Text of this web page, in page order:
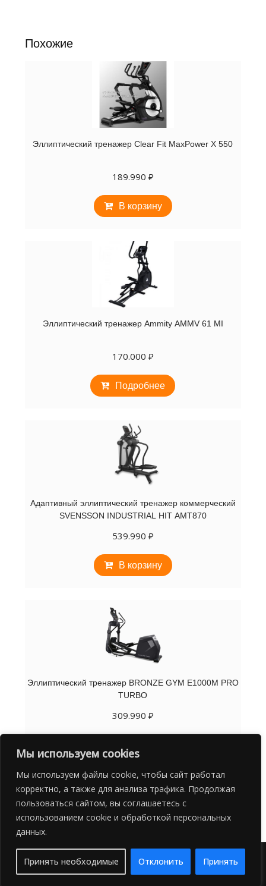
Мы используем cookies
Мы используем файлы cookie, чтобы сайт работал
корректно, а также для анализа трафика. Продолжая
пользоваться сайтом, вы соглашаетесь с
использованием cookie и обработкой персональных
данных.
Принять необходимые Отклонить Принять
Похожие
Эллиптический тренажер Clear Fit MaxPower X 550
189.990 ₽
В корзину
Эллиптический тренажер Ammity AMMV 61 MI
170.000 ₽
Подробнее
Адаптивный эллиптический тренажер коммерческий
SVENSSON INDUSTRIAL HIT AMT870
539.990 ₽
В корзину
Эллиптический тренажер BRONZE GYM E1000M PRO
TURBO
309.990 ₽
TigerSports 2022© Все права защищены
Идеальный магазин спортивных товаров в Мурманске